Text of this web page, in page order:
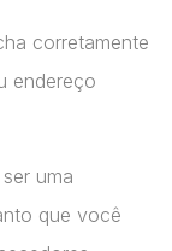
corretamente
endereço
uma
que você